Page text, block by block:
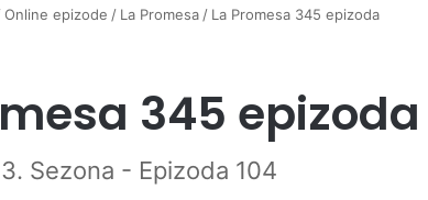
Online epizode / La Promesa / La Promesa 345 epizoda
345 epizoda
Sezona - Epizoda 104